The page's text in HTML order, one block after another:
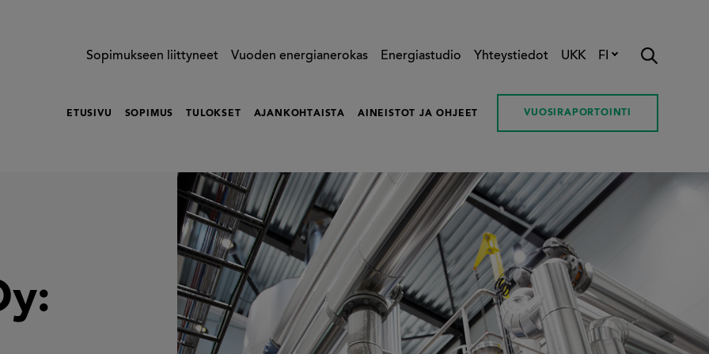
Sopimukseen liittyneet Vuoden energianerokas Energiastudio Yhteystiedot UKK FI
ETUSIVU SOPIMUS TULOKSET AJANKOHTAISTA AINEISTOT JA OHJEET VUOSIRAPORTOINTI